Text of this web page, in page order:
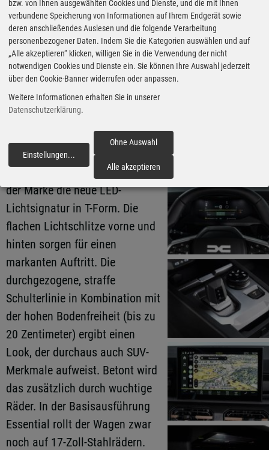
Einführung des neuen Dacia-
Markenlogos im Jahr 2021
leitete diese Entwicklung ein.
Der Marktstart des Bigster im
vergangenen Jahr im
umkämpften Kompakt-SUV-
Segment war dann ein weiterer
wichtiger Meilenstein. Und nun
setzt Dacia diesen Kurs fort. Der
Striker trägt als erstes Fahrzeug
der Marke die neue LED-
Lichtsignatur in T-Form. Die
flachen Lichtschlitze vorne und
hinten sorgen für einen
markanten Auftritt. Die
durchgezogene, straffe
Schulterlinie in Kombination mit
der hohen Bodenfreiheit (bis zu
20 Zentimeter) ergibt einen
Look, der durchaus auch SUV-
Merkmale aufweist. Betont wird
das zusätzlich durch wuchtige
Räder. In der Basisausführung
Essential rollt der Wagen zwar
noch auf 17-Zoll-Stahlrädern.
bzw. von Ihnen ausgewählten Cookies und Dienste, und die mit Ihnen
verbundene Speicherung von Informationen auf Ihrem Endgerät sowie
deren anschließendes Auslesen und die folgende Verarbeitung
personenbezogener Daten. Indem Sie die Kategorien auswählen und auf
„Alle akzeptieren“ klicken, willigen Sie in die Verwendung der nicht
notwendigen Cookies und Dienste ein. Sie können Ihre Auswahl jederzeit
über den Cookie-Banner widerrufen oder anpassen.
Weitere Informationen erhalten Sie in unserer
Datenschutzerklärung.
Einstellungen...
Ohne Auswahl
Alle akzeptieren